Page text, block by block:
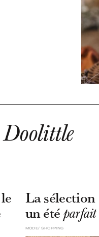
Doolittle
La sélection
un été parfait
MODE SHOPPING